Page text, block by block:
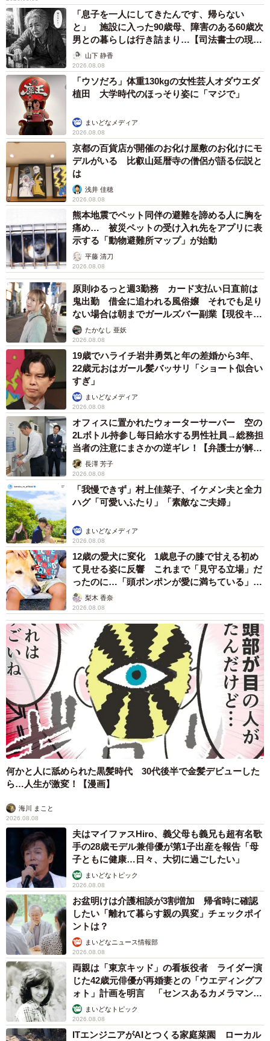
「息子を一人にしてきたんです、帰らない
と」 施設に入った90歳母、障害のある60歳次
男との暮らしは行き詰まり…【司法書士の現場
から】山下 静香
2026.08.08
「ウソだろ」体重130kgの女性芸人オダウエダ
植田 大学時代のほっそり姿に「マジで」
まいどなメディア
2026.08.08
京都の百貨店が開催のお化け屋敷のお化けにモ
デルがいる 比叡山延暦寺の僧侶が語る伝説と
は
浅井 佳穂
2026.08.08
熊本地震でペット同伴の避難を諦める人に胸を
痛め… 被災ペットの受け入れ先をアプリに表
示する「動物避難所マップ」が始動
平藤 清刀
2026.08.08
原則ゆるっと週3勤務 カード支払い日直前は
鬼出勤 借金に追われる風俗嬢 それでも足り
ない場合は朝までガールズバー副業【現役キャ
ストに取材】
たかなし 亜妖
2026.08.08
19歳でハライチ岩井勇気と年の差婚から3年、
22歳元おはガール髪バッサリ「ショート似合い
すぎ」
まいどなメディア
2026.08.08
オフィスに置かれたウォーターサーバー 空の
2Lボトル持参し毎日給水する男性社員→総務担
当者の注意にまさかの逆ギレ！【弁護士が解
説】長澤 芳子
2026.08.08
「我慢できず」村上佳菜子、イケメン夫と全力
ハグ「可愛いふたり」「素敵なご夫婦」
まいどなメディア
2026.08.08
12歳の愛犬に変化 1歳息子の膝で甘える初め
て見せる姿に反響 これまで「見守る立場」だ
ったのに…「頭ポンポンが愛に満ちている」
「尊…」
梨木 香奈
2026.08.08
何かと人に舐められた黒髪時代 30代後半で金髪デビューした
ら…人生が激変！【漫画】
海川 まこと
2026.08.08
夫はマイファスHiro、義父母も義兄も超有名歌
手の28歳モデル兼俳優が第1子出産を報告「母
子ともに健康…日々、大切に過ごしたい」
まいどなトピック
2026.08.08
お盆明けは介護相談が3割増加 帰省時に確認
したい「離れて暮らす親の異変」チェックポイ
ントは？
まいどなニュース情報部
2026.08.08
両親は「東京キッド」の看板役者 ライダー演
じた42歳元俳優が再婚妻との「ウエディングフ
ォト」計画を明言 「センスあるカメラマン求
む」まいどなトピック
2026.08.08
ITエンジニアがAIとつくる家庭菜園 ローカル